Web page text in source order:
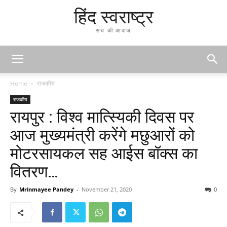
हिंद स्वराष्ट्र
सच की आवाज
Home राजकीय
राजकीय
रायपुर : विश्व मात्स्यिकी दिवस पर
आज मुख्यमंत्री करेंगे मछुआरों को
मोटरसायकल सह आईस बॉक्स का
वितरण…
By Mrinmayee Pandey - November 21, 2020 0